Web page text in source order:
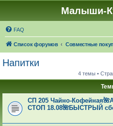
Малыши-
FAQ
Список форумов
Напитки
4 темы •
СП 205 Чайно-
СТОП 18.08🌺БЫСТРЫЙ